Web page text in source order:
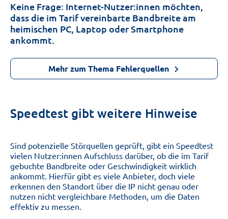
Keine Frage: Internet-Nutzer:innen möchten,
dass die im Tarif vereinbarte Bandbreite am
heimischen PC, Laptop oder Smartphone
ankommt.
Mehr zum Thema Fehlerquellen
Speedtest gibt weitere Hinweise
Sind potenzielle Störquellen geprüft, gibt ein Speedtest
vielen Nutzer:innen Aufschluss darüber, ob die im Tarif
gebuchte Bandbreite oder Geschwindigkeit wirklich
ankommt. Hierfür gibt es viele Anbieter, doch viele
erkennen den Standort über die IP nicht genau oder
nutzen nicht vergleichbare Methoden, um die Daten
effektiv zu messen.